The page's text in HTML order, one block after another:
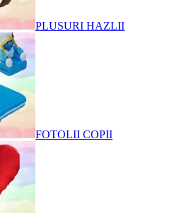
PLUSURI HAZLII
FOTOLII COPII